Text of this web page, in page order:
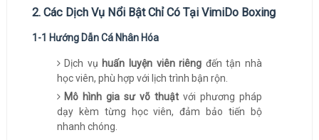
2. Các Dịch Vụ Nổi Bật Chỉ Có Tại VimiDo Boxing
1-1 Hướng Dẫn Cá Nhân Hóa
Dịch vụ huấn luyện viên riêng đến tận nhà
học viên, phù hợp với lịch trình bận rộn.
Mô hình gia sư võ thuật với phương pháp
dạy kèm từng học viên, đảm bảo tiến bộ
nhanh chóng.